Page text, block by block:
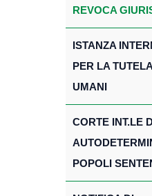
REVOCA
ISTANZA
PER LA
UMANI
CORTE INT.LE
POPOLI